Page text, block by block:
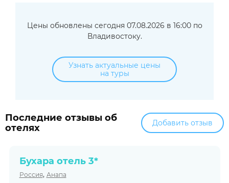
Цены обновлены сегодня 07.08.2026 в 16:00 по
Владивостоку.
Узнать актуальные цены
на туры
Последние отзывы об
отелях
Добавить отзыв
Бухара отель 3*
Россия, Анапа